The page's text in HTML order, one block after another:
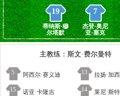
19
蒂纳斯·穆
尔塔默
7
杰登·奥尼
亚·塞克
主教练：斯文·费尔曼特
5 阿西尔·赛义迪 13 拉扬·加西亚·
15 诺亚·卡隆吉 14 莱尼·斯